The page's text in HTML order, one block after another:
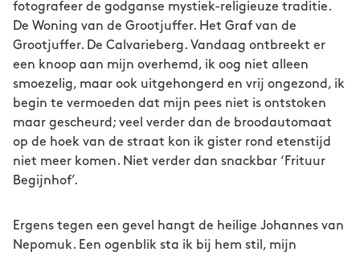
fotografeer de godganse mystiek-religieuze traditie.
De Woning van de Grootjuffer. Het Graf van de
Grootjuffer. De Calvarieberg. Vandaag ontbreekt er
een knoop aan mijn overhemd, ik oog niet alleen
smoezelig, maar ook uitgehongerd en vrij ongezond, ik
begin te vermoeden dat mijn pees niet is ontstoken
maar gescheurd; veel verder dan de broodautomaat
op de hoek van de straat kon ik gister rond etenstijd
niet meer komen. Niet verder dan snackbar ‘Frituur
Begijnhof’.
Ergens tegen een gevel hangt de heilige Johannes van
Nepomuk. Een ogenblik sta ik bij hem stil, mijn